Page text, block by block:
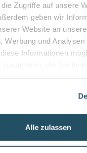
Zugriffe auf unsere
geben wir
Website an
Werbung und
Informationen
Alle zulassen
zum
Medizinischer
pedikürliche Pflege
glätten).
relevante
umfasst gezielte